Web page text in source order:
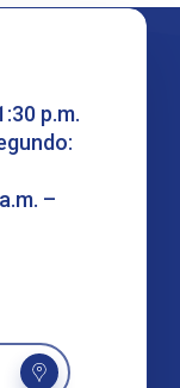
p.m.
–